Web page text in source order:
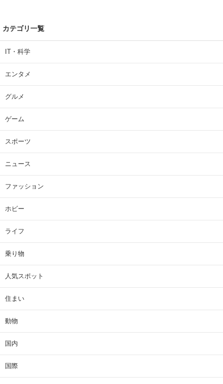
カテゴリ一覧
IT・科学
エンタメ
グルメ
ゲーム
スポーツ
ニュース
ファッション
ホビー
ライフ
乗り物
人気スポット
住まい
動物
国内
国際